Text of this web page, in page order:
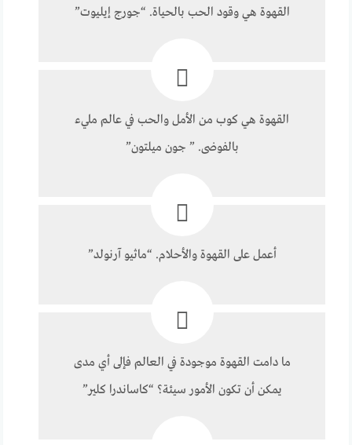
القهوة هي وقود الحب بالحياة. “جورج إيليوت”
القهوة هي كوب من الأمل والحب في عالم مليء
بالفوضى. ” جون ميلتون”
أعمل على القهوة والأحلام. “ماثيو آرنولد”
ما دامت القهوة موجودة في العالم فإلى أي مدى
يمكن أن تكون الأمور سيئة؟ “كاساندرا كلير”